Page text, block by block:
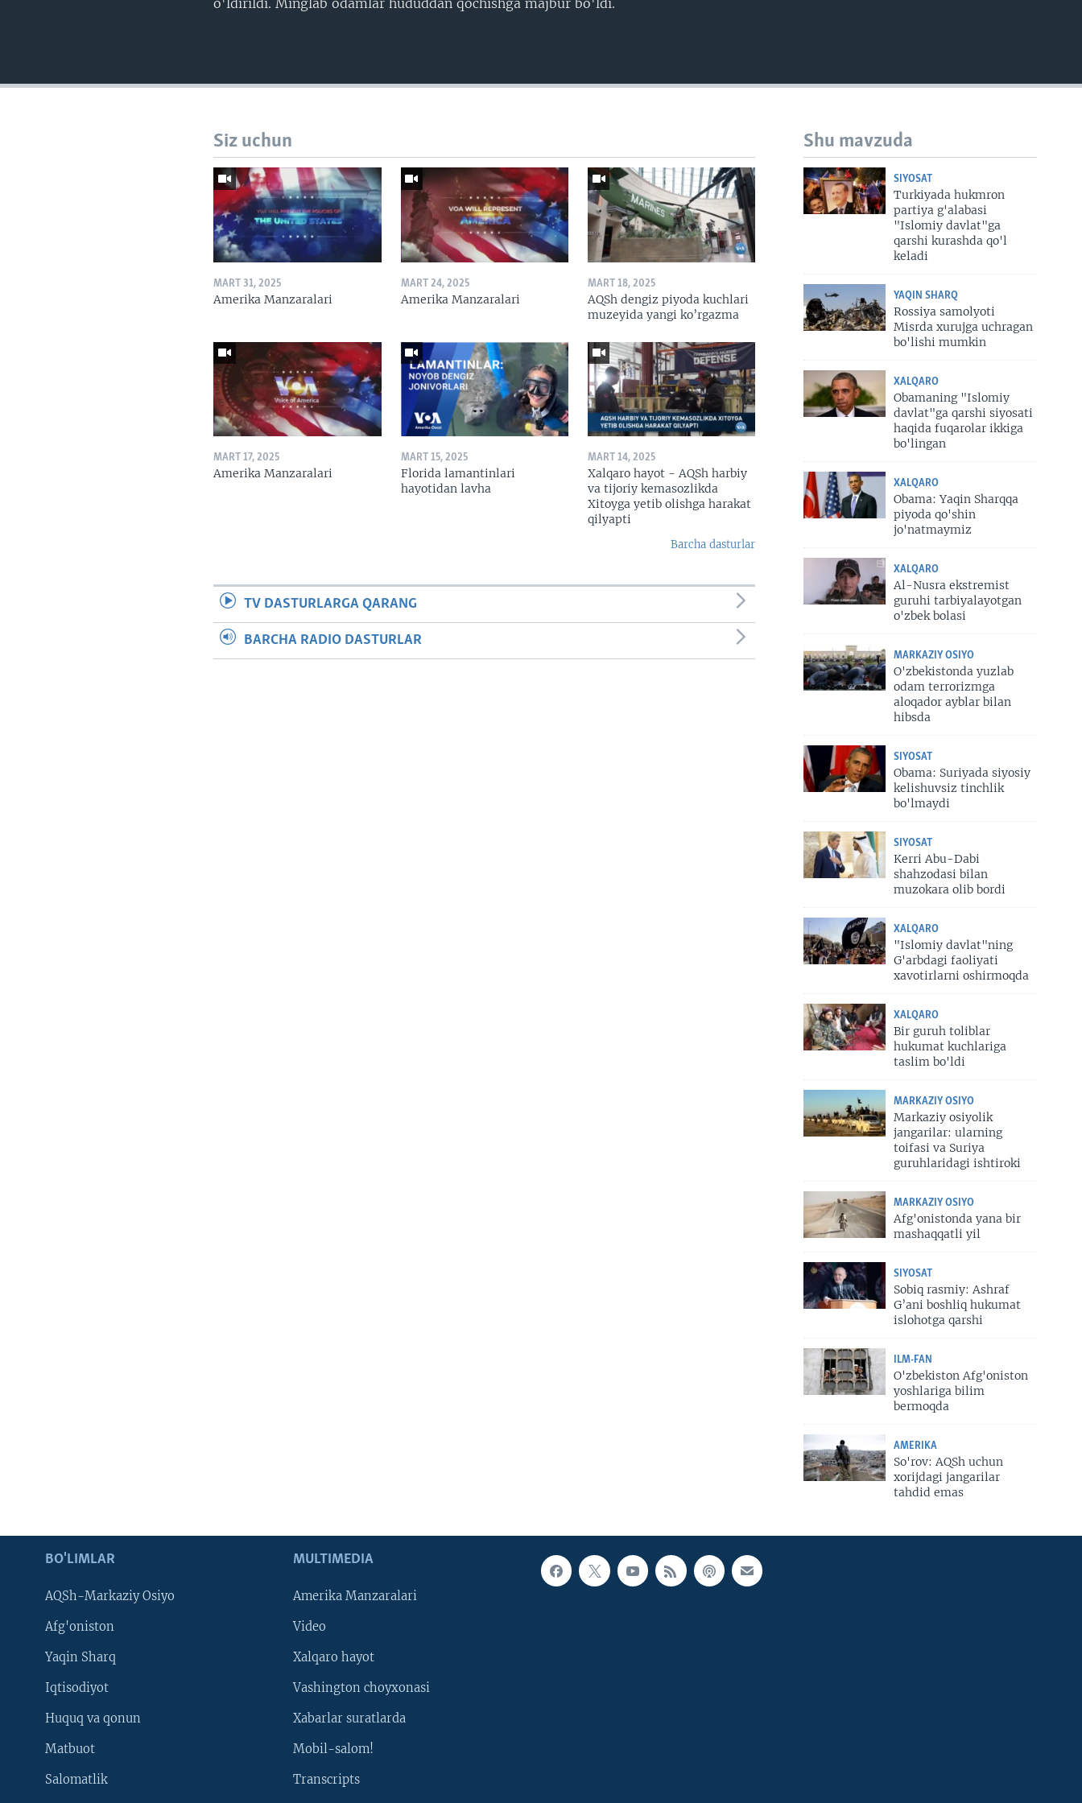
o'ldirildi. Minglab odamlar hududdan qochishga majbur bo'ldi.
Shu mavzuda
SIYOSAT
Turkiyada hukmron
partiya g'alabasi
"Islomiy davlat"ga
qarshi kurashda qo'l
keladi
YAQIN SHARQ
Rossiya samolyoti
Misrda xurujga uchragan
bo'lishi mumkin
XALQARO
Obamaning "Islomiy
davlat"ga qarshi siyosati
haqida fuqarolar ikkiga
bo'lingan
XALQARO
Obama: Yaqin Sharqqa
piyoda qo'shin
jo'natmaymiz
XALQARO
Al-Nusra ekstremist
guruhi tarbiyalayotgan
o'zbek bolasi
MARKAZIY OSIYO
O'zbekistonda yuzlab
odam terrorizmga
aloqador ayblar bilan
hibsda
SIYOSAT
Obama: Suriyada siyosiy
kelishuvsiz tinchlik
bo'lmaydi
SIYOSAT
Kerri Abu-Dabi
shahzodasi bilan
muzokara olib bordi
XALQARO
"Islomiy davlat"ning
G'arbdagi faoliyati
xavotirlarni oshirmoqda
XALQARO
Bir guruh toliblar
hukumat kuchlariga
taslim bo'ldi
MARKAZIY OSIYO
Markaziy osiyolik
jangarilar: ularning
toifasi va Suriya
guruhlaridagi ishtiroki
MARKAZIY OSIYO
Afg'onistonda yana bir
mashaqqatli yil
SIYOSAT
Sobiq rasmiy: Ashraf
G’ani boshliq hukumat
islohotga qarshi
ILM-FAN
O'zbekiston Afg'oniston
yoshlariga bilim
bermoqda
AMERIKA
So'rov: AQSh uchun
xorijdagi jangarilar
tahdid emas
Siz uchun
MART 31, 2025
Amerika Manzaralari
MART 24, 2025
Amerika Manzaralari
MART 18, 2025
AQSh dengiz piyoda kuchlari
muzeyida yangi ko’rgazma
MART 17, 2025
Amerika Manzaralari
MART 15, 2025
Florida lamantinlari
hayotidan lavha
MART 14, 2025
Xalqaro hayot - AQSh harbiy
va tijoriy kemasozlikda
Xitoyga yetib olishga harakat
qilyapti
Barcha dasturlar
TV DASTURLARGA QARANG
BARCHA RADIO DASTURLAR
BO'LIMLAR
AQSh-Markaziy Osiyo
Afg'oniston
Yaqin Sharq
Iqtisodiyot
Huquq va qonun
Matbuot
Salomatlik
MULTIMEDIA
Amerika Manzaralari
Video
Xalqaro hayot
Vashington choyxonasi
Xabarlar suratlarda
Mobil-salom!
Transcripts